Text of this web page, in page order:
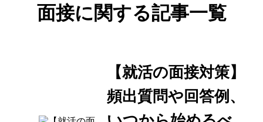
面接に関する記事一覧
【就活の面接対策】
頻出質問や回答例、